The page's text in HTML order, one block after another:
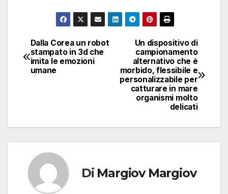
Navigazione
articoli
Un dispositivo di
campionamento
alternativo che è
morbido, flessibile e
personalizzabile per
catturare in mare
organismi molto
delicati
Dalla Corea un robot
stampato in 3d che
imita le emozioni
umane
Di Margiov Margiov